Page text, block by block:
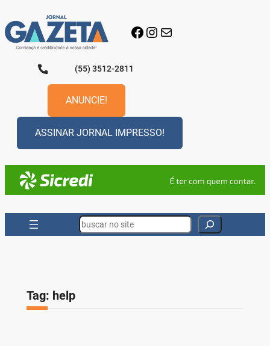
para
o
conteúdo
Facebook
Instagram
E-mail
(55) 3512-2811
ANUNCIE!
ASSINAR JORNAL IMPRESSO!
Search
Tag: help